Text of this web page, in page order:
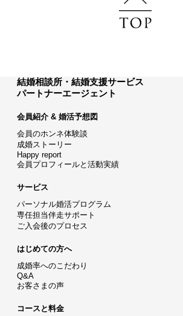
結婚相談所・結婚支援サービス
パートナーエージェント
会員紹介 & 婚活予想図
会員のホンネ体験談
成婚ストーリー
Happy report
会員プロフィールと活動実績
サービス
パーソナル婚活プログラム
専任担当伴走サポート
ご入会後のプロセス
はじめての方へ
成婚率へのこだわり
Q&A
お客さまの声
コースと料金